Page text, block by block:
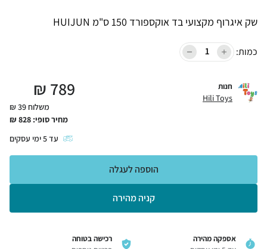
שק איגרוף מקצועי בד אוקספורד 150 ס"מ HUIJUN
כמות:
חנות
Hili Toys
789
₪
משלוח 39 ₪
מחיר סופי: 828
₪
עד5ימי עסקים
קניה מהירה
הוספה לעגלה
אספקה מהירה
רכישה בטוחה